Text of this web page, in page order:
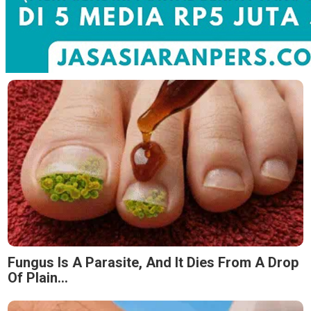
Fungus Is A Parasite, And It Dies From A Drop
Of Plain...